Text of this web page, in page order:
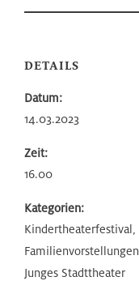
DETAILS
Datum:
14.03.2023
Zeit:
16.00
Kategorien:
Kindertheaterfestival,
Familienvorstellungen,
Junges Stadttheater